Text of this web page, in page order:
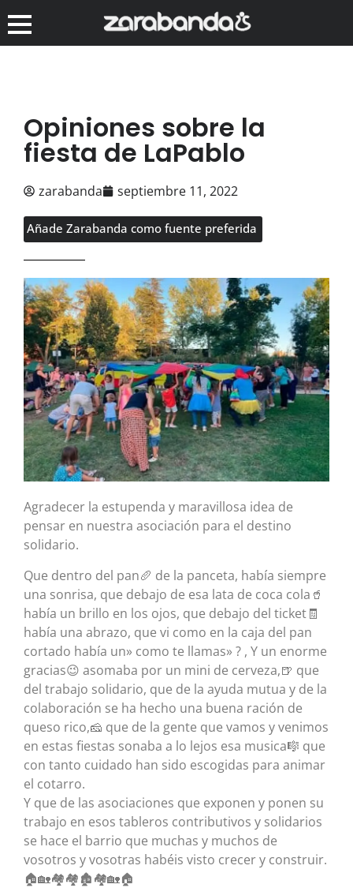
Opiniones sobre la
fiesta de LaPablo
zarabanda septiembre 11, 2022
Añade Zarabanda como fuente preferida
Agradecer la estupenda y maravillosa idea de
pensar en nuestra asociación para el destino
solidario.
Que dentro del pan🥖 de la panceta, había siempre
una sonrisa, que debajo de esa lata de coca cola🥤
había un brillo en los ojos, que debajo del ticket🧾
había una abrazo, que vi como en la caja del pan
cortado había un» como te llamas» ? , Y un enorme
gracias😉 asomaba por un mini de cerveza,🍺 que
del trabajo solidario, que de la ayuda mutua y de la
colaboración se ha hecho una buena ración de
queso rico,🧀 que de la gente que vamos y venimos
en estas fiestas sonaba a lo lejos esa musica🎼 que
con tanto cuidado han sido escogidas para animar
el cotarro.
Y que de las asociaciones que exponen y ponen su
trabajo en esos tableros contributivos y solidarios
se hace el barrio que muchas y muchos de
vosotros y vosotras habéis visto crecer y construir.
🏠🏡🏘️🏘️🏚️🏘️🏡🏠